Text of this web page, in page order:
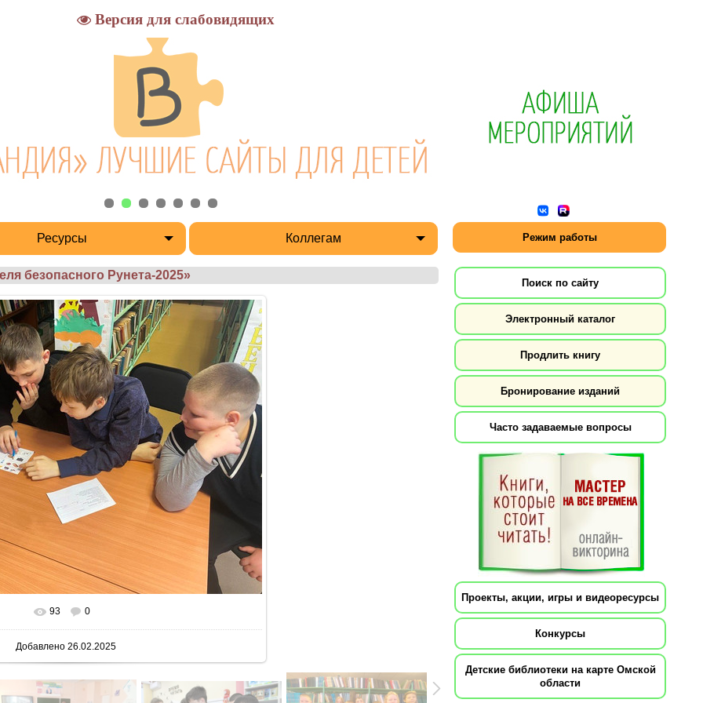
Версия для слабовидящих
Ресурсы Коллегам Режим работы
безопасного Рунета-2025»
размере 800x600
93 0
Добавлено 26.02.2025
Поиск по сайту
Электронный каталог
Продлить книгу
Бронирование изданий
Часто задаваемые вопросы
Проекты, акции, игры и видеоресурсы
Конкурсы
Детские библиотеки на карте Омской
области